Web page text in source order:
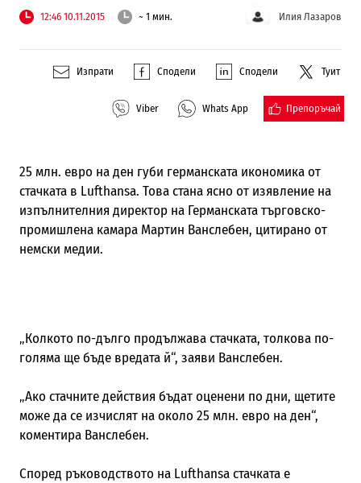
12:46 10.11.2015 ~ 1 мин. Илия Лазаров
Изпрати Сподели Сподели Туит
Viber Whats App Препоръчай
25 млн. евро на ден губи германската икономика от
стачката в Lufthansa. Това стана ясно от изявление на
изпълнителния директор на Германската търговско-
промишлена камара Мартин Ванслебен, цитирано от
немски медии.
„Колкото по-дълго продължава стачката, толкова по-
голяма ще бъде вредата й“, заяви Ванслебен.
„Ако стачните действия бъдат оценени по дни, щетите
може да се изчислят на около 25 млн. евро на ден“,
коментира Ванслебен.
Според ръководството на Lufthansa стачката е